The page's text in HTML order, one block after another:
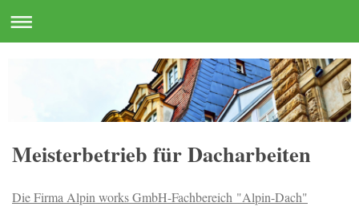
Meisterbetrieb für Dacharbeiten
Die Firma Alpin works GmbH-Fachbereich "Alpin-Dach"